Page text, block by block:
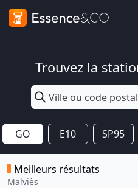
Trouvez la
GO E10 SP95
Meilleurs résultats
Malviès